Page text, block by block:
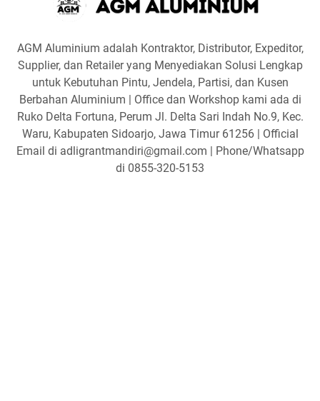
AGM Aluminium adalah Kontraktor, Distributor, Expeditor,
Supplier, dan Retailer yang Menyediakan Solusi Lengkap
untuk Kebutuhan Pintu, Jendela, Partisi, dan Kusen
Berbahan Aluminium | Office dan Workshop kami ada di
Ruko Delta Fortuna, Perum Jl. Delta Sari Indah No.9, Kec.
Waru, Kabupaten Sidoarjo, Jawa Timur 61256 | Official
Email di adligrantmandiri@gmail.com | Phone/Whatsapp
di 0855-320-5153